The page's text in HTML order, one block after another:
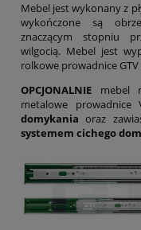
Mebel jest wykonany z
wykończone są
znaczącym stopniu
wilgocią. Mebel jest
rolkowe prowadnice
OPCJONALNIE mebel
metalowe prowadnice
domykania oraz
systemem cichego